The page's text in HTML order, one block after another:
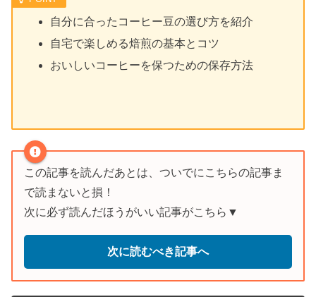
自分に合ったコーヒー豆の選び方を紹介
自宅で楽しめる焙煎の基本とコツ
おいしいコーヒーを保つための保存方法
この記事を読んだあとは、ついでにこちらの記事ま
で読まないと損！
次に必ず読んだほうがいい記事がこちら▼
次に読むべき記事へ